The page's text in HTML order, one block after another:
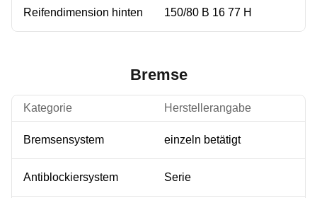
Reifendimension hinten 150/80 B 16 77 H
Bremse
Kategorie Herstellerangabe
Bremsensystem einzeln betätigt
Antiblockiersystem Serie